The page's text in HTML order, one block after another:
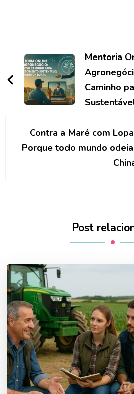
de
post
Mentoria
Caminho
Contra a Maré com
Porque todo mundo
Post